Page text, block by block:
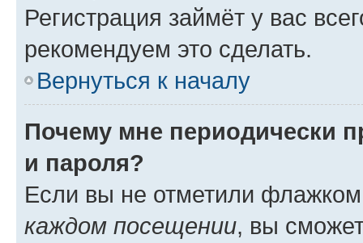
Регистрация займёт у вас
рекомендуем это сделать.
Вернуться к началу
Почему мне периодически
и пароля?
Если вы не отметили
каждом посещении, вы